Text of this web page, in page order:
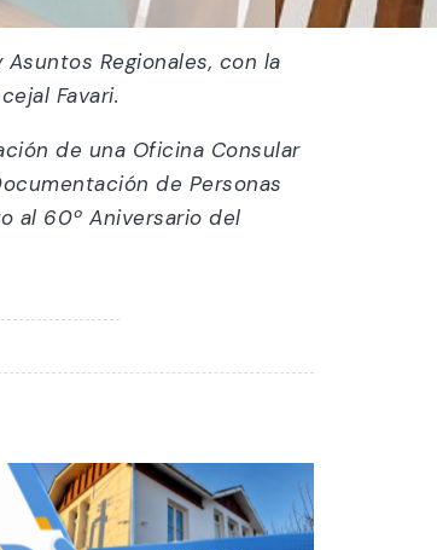
Regionales, con la
Favari.
de una Oficina Consular
de Personas
al 60º Aniversario del